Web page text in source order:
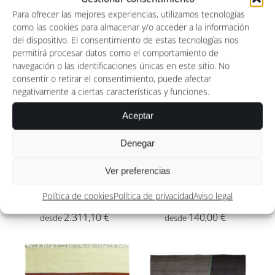
Para ofrecer las mejores experiencias, utilizamos tecnologías
como las cookies para almacenar y/o acceder a la información
del dispositivo. El consentimiento de estas tecnologías nos
permitirá procesar datos como el comportamiento de
navegación o las identificaciones únicas en este sitio. No
consentir o retirar el consentimiento, puede afectar
negativamente a ciertas características y funciones.
Aceptar
Denegar
Ver preferencias
Política de cookiesPolítica de privacidadAviso legal
776,00€-Rango
de
precios:
desde
776,00 €
hasta
140,00
Rango
de
precios:
1.560,00
Rasberry Ripple
2.311,10€-Rango
precios:
KILIM ZIG-ZAG SEA
140,00€-Rango
precios:
desde